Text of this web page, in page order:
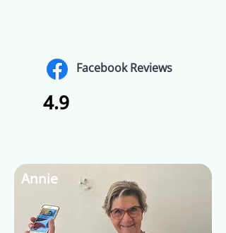
Facebook Reviews
4.9
Annie